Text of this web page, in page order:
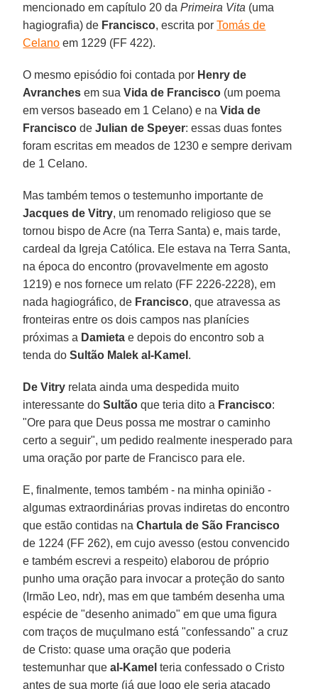
mencionado em capítulo 20 daPrimeira Vita (uma
hagiografia) de Francisco, escrita porTomás de
Celano em 1229 (FF 422).
O mesmo episódio foi contada por Henry de
Avranches em suaVida de Francisco (um poema
em versos baseado em 1 Celano) e na Vida de
Franciscode Julian de Speyer: essas duas fontes
foram escritas em meados de 1230 e sempre derivam
de 1 Celano.
Mas também temos o testemunho importante de
Jacques de Vitry, um renomado religioso que se
tornou bispo de Acre (na Terra Santa) e, mais tarde,
cardeal da Igreja Católica. Ele estava na Terra Santa,
na época do encontro (provavelmente em agosto
1219) e nos fornece um relato (FF 2226-2228), em
nada hagiográfico, de Francisco, que atravessa as
fronteiras entre os dois campos nas planícies
próximas a Damieta e depois do encontro sob a
tenda doSultão Malek al-Kamel .
De Vitry relata ainda uma despedida muito
interessante doSultão que teria dito a Francisco:
"Ore para que Deus possa me mostrar o caminho
certo a seguir", um pedido realmente inesperado para
uma oração por parte de Francisco para ele.
E, finalmente, temos também - na minha opinião -
algumas extraordinárias provas indiretas do encontro
que estão contidas naChartula de São Francisco
de 1224 (FF 262), em cujo avesso (estou convencido
e também escrevi a respeito) elaborou de próprio
punho uma oração para invocar a proteção do santo
(Irmão Leo, ndr), mas em que também desenha uma
espécie de "desenho animado" em que uma figura
com traços de muçulmano está "confessando" a cruz
de Cristo: quase uma oração que poderia
testemunhar queal-Kamel teria confessado o Cristo
antes de sua morte (já que logo ele seria atacado